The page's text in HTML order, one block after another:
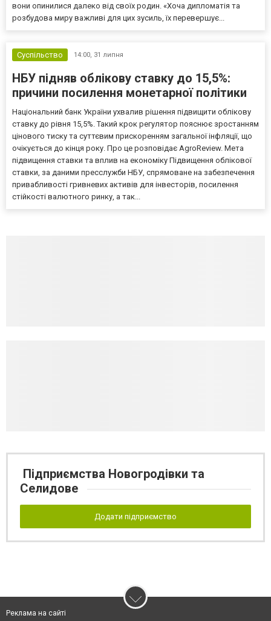
вони опинилися далеко від своїх родин. «Хоча дипломатія та
розбудова миру важливі для цих зусиль, їх перевершує...
Суспільство 14:00, 31 липня
НБУ підняв облікову ставку до 15,5%:
причини посилення монетарної політики
Національний банк України ухвалив рішення підвищити облікову
ставку до рівня 15,5%. Такий крок регулятор пояснює зростанням
цінового тиску та суттєвим прискоренням загальної інфляції, що
очікується до кінця року. Про це розповідає AgroReview. Мета
підвищення ставки та вплив на економіку Підвищення облікової
ставки, за даними пресслужби НБУ, спрямоване на забезпечення
привабливості гривневих активів для інвесторів, посилення
стійкості валютного ринку, а так...
Підприємства Новогродівки та
Селидове
Додати підприємство
Реклама на сайті